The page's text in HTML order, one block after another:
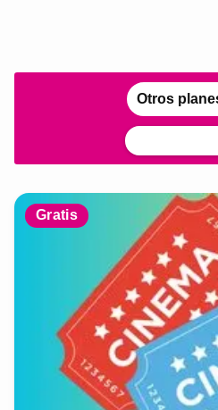
Otros
Gratis